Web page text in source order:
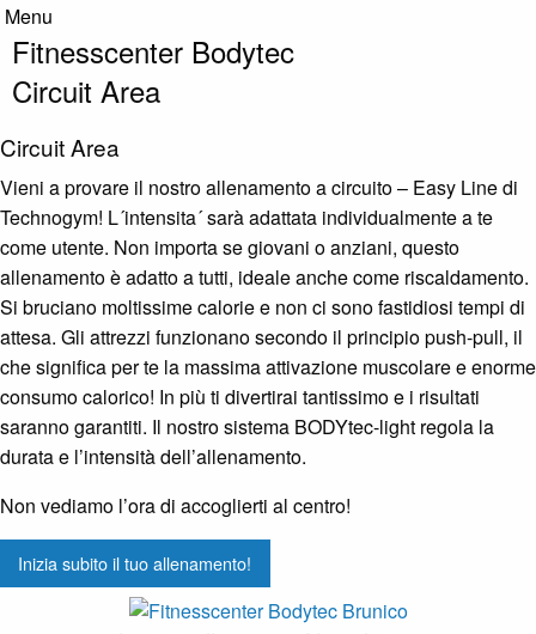
Menu
Info
Contatto
Diventa nuovo cliente
Panorama, Design & Ambiente
Prezzo vantaggioso
Consulenza e supporto
Fitness Bar & Supplements
+39 0474 41 12 92
info@bodytec.it
Via Campi della rienza 30, Brunico
Fitnesscenter Bodytec
Circuit Area
Circuit Area
Vieni a provare il nostro allenamento a circuito – Easy Line di
Technogym! L´intensita´ sarà adattata individualmente a te
come utente. Non importa se giovani o anziani, questo
allenamento è adatto a tutti, ideale anche come riscaldamento.
Si bruciano moltissime calorie e non ci sono fastidiosi tempi di
attesa. Gli attrezzi funzionano secondo il principio push-pull, il
che significa per te la massima attivazione muscolare e enorme
consumo calorico! In più ti divertirai tantissimo e i risultati
saranno garantiti. Il nostro sistema BODYtec-light regola la
durata e l’intensità dell’allenamento.
Non vediamo l’ora di accoglierti al centro!
Inizia subito il tuo allenamento!